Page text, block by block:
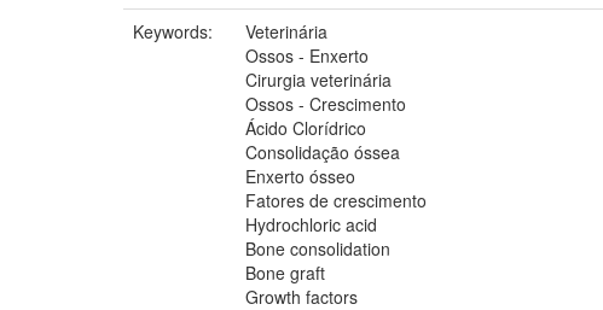
Keywords:
Veterinária
Ossos - Enxerto
Cirurgia veterinária
Ossos - Crescimento
Ácido Clorídrico
Consolidação óssea
Enxerto ósseo
Fatores de crescimento
Hydrochloric acid
Bone consolidation
Bone graft
Growth factors